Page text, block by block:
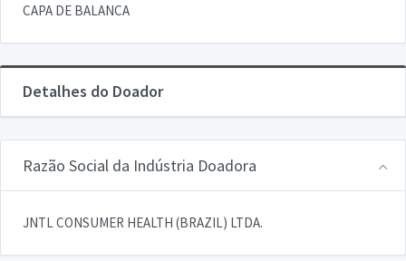
CAPA DE BALANCA
Detalhes do Doador
Razão Social da Indústria Doadora
JNTL CONSUMER HEALTH (BRAZIL) LTDA.